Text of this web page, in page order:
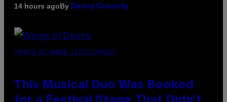
14 hours agoBy Denny Connolly
(PHOTO BY AMBER LITTLE/PRESS)
This Musical Duo Was Booked